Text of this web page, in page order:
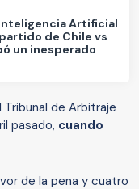
Artificial
de Chile vs
un inesperado
de Arbitraje
pasado, cuando
de la pena y cuatro